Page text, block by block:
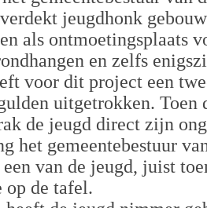
jeugdhonk
als ontmoetingsplaats
en zelfs
voor dit project een
uitgetrokken. Toen
de jeugd direct zijn
het gemeentebestuur
van de jeugd, juist
op de tafel.